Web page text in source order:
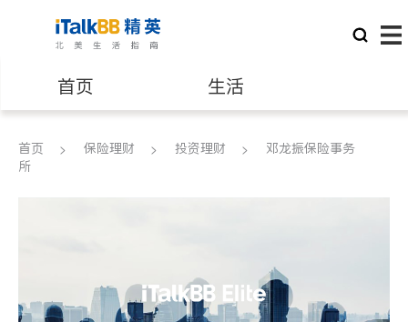
首页 生活
医生 律师
养老 非盈利组织
首页 保险理财 投资理财
邓龙振保险事务
所